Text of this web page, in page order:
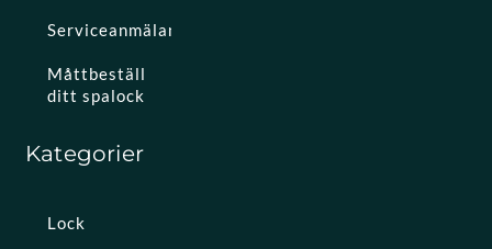
Serviceanmälan
Måttbeställ
ditt spalock
Kategorier
Lock